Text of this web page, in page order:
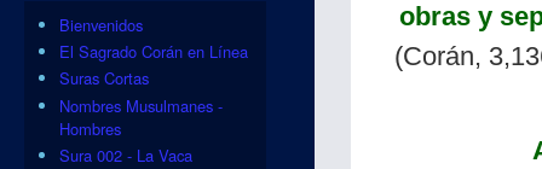
obras y
(Corán,
Bienvenidos
El Sagrado Corán en Línea
Suras Cortas
Nombres Musulmanes -
Hombres
Sura 002 - La Vaca